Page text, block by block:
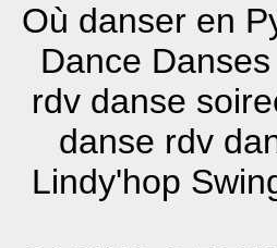
Où danser en
Dance
rdv danse
danse rdv
Lindy'hop